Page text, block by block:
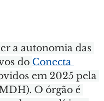
a autonomia das
do Conecta
em 2025 pela
O órgão é